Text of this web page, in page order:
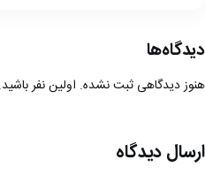
دیدگاه‌ها
هنوز دیدگاهی ثبت نشده. اولین نفر باشید.
ارسال دیدگاه